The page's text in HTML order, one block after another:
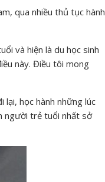
qua nhiều thủ tục hành
và hiện là du học sinh
này. Điều tôi mong
lại, học hành những lúc
người trẻ tuổi nhất sở